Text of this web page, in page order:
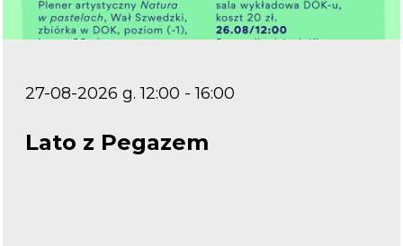
27-08-2026 g. 12:00 - 16:00
Lato z Pegazem